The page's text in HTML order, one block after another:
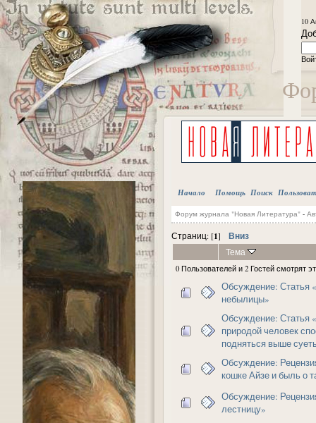
10
Начало Помощь Поиск
Форум журнала "Новая Литература"-
Страниц: [1] Вниз
Тема
0 Пользователей и 2 Гостей смотрят
Обсуждение: Статья
небылицы»
Обсуждение: Статья
природой человек
подняться выше
Обсуждение:
кошке Айзе и быль о
Обсуждение:
лестницу»